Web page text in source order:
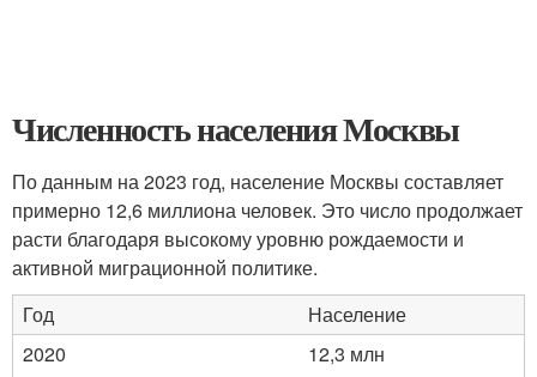
Численность населения Москвы
По данным на 2023 год, население Москвы составляет
примерно 12,6 миллиона человек. Это число продолжает
расти благодаря высокому уровню рождаемости и
активной миграционной политике.
Год
Население
2020
12,3 млн